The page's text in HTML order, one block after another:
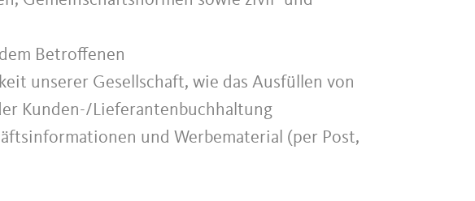
Betroffenen
unserer Gesellschaft, wie das Ausfüllen von
Kunden-/Lieferantenbuchhaltung
und Werbematerial (per Post,